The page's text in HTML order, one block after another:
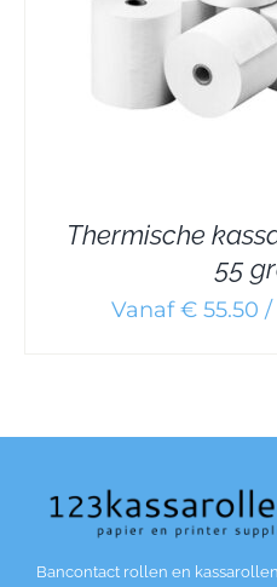
Thermische
55
Vanaf € 55.50
Bancontact rollen en